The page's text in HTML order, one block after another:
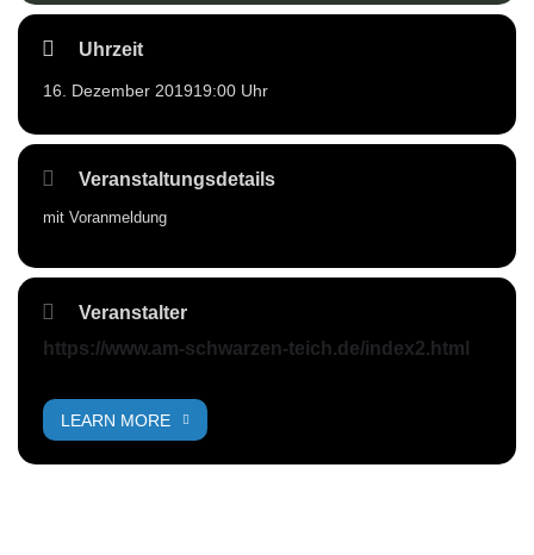
Uhrzeit
16. Dezember 201919:00 Uhr
Veranstaltungsdetails
mit Voranmeldung
Veranstalter
https://www.am-schwarzen-teich.de/index2.html
LEARN MORE